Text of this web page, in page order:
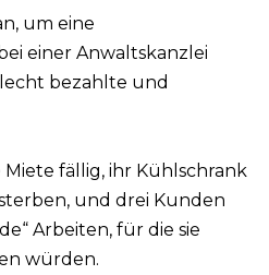
um eine
einer Anwaltskanzlei
bezahlte und
Miete fällig, ihr Kühlschrank
und drei Kunden
Arbeiten, für die sie
würden.